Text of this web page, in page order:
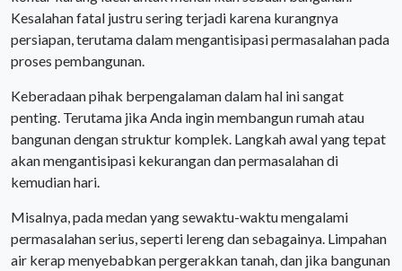
Kesalahan fatal justru sering terjadi karena kurangnya
persiapan, terutama dalam mengantisipasi permasalahan pada
proses pembangunan.
Keberadaan pihak berpengalaman dalam hal ini sangat
penting. Terutama jika Anda ingin membangun rumah atau
bangunan dengan struktur komplek. Langkah awal yang tepat
akan mengantisipasi kekurangan dan permasalahan di
kemudian hari.
Misalnya, pada medan yang sewaktu-waktu mengalami
permasalahan serius, seperti lereng dan sebagainya. Limpahan
air kerap menyebabkan pergerakkan tanah, dan jika bangunan